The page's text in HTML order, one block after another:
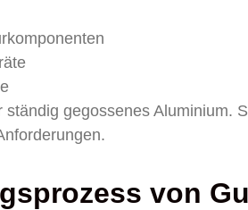
gegossenes Aluminium.
von